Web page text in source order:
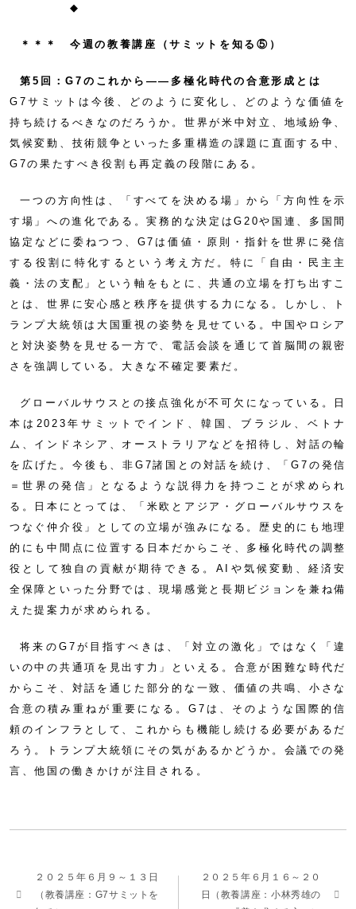
◆
＊＊＊ 今週の教養講座（サミットを知る⑤）
第5回：G7のこれから——多極化時代の合意形成とは
G7サミットは今後、どのように変化し、どのような価値を
持ち続けるべきなのだろうか。世界が米中対立、地域紛争、
気候変動、技術競争といった多重構造の課題に直面する中、
G7の果たすべき役割も再定義の段階にある。
一つの方向性は、「すべてを決める場」から「方向性を示
す場」への進化である。実務的な決定はG20や国連、多国間
協定などに委ねつつ、G7は価値・原則・指針を世界に発信
する役割に特化するという考え方だ。特に「自由・民主主
義・法の支配」という軸をもとに、共通の立場を打ち出すこ
とは、世界に安心感と秩序を提供する力になる。しかし、ト
ランプ大統領は大国重視の姿勢を見せている。中国やロシア
と対決姿勢を見せる一方で、電話会談を通じて首脳間の親密
さを強調している。大きな不確定要素だ。
グローバルサウスとの接点強化が不可欠になっている。日
本は2023年サミットでインド、韓国、ブラジル、ベトナ
ム、インドネシア、オーストラリアなどを招待し、対話の輪
を広げた。今後も、非G7諸国との対話を続け、「G7の発信
＝世界の発信」となるような説得力を持つことが求められ
る。日本にとっては、「米欧とアジア・グローバルサウスを
つなぐ仲介役」としての立場が強みになる。歴史的にも地理
的にも中間点に位置する日本だからこそ、多極化時代の調整
役として独自の貢献が期待できる。AIや気候変動、経済安
全保障といった分野では、現場感覚と長期ビジョンを兼ね備
えた提案力が求められる。
将来のG7が目指すべきは、「対立の激化」ではなく「違
いの中の共通項を見出す力」といえる。合意が困難な時代だ
からこそ、対話を通じた部分的な一致、価値の共鳴、小さな
合意の積み重ねが重要になる。G7は、そのような国際的信
頼のインフラとして、これからも機能し続ける必要があるだ
ろう。トランプ大統領にその気があるかどうか。会議での発
言、他国の働きかけが注目される。
２０２５年６月９～１３日
（教養講座：G7サミットを
２０２５年６月１６～２０
日（教養講座：小林秀雄の